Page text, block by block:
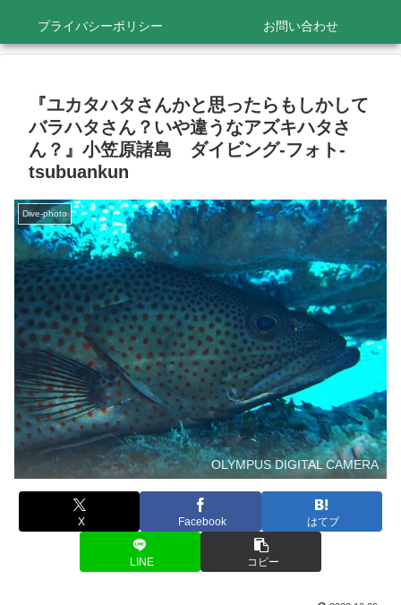
プライバシーポリシー お問い合わせ
『ユカタハタさんかと思ったらもしかして
バラハタさん？いや違うなアズキハタさ
ん？』小笠原諸島 ダイビング‐フォト‐
tsubuankun
Dive-photo
OLYMPUS DIGITAL CAMERA
X Facebook はてブ
LINE コピー